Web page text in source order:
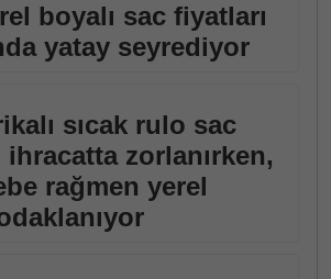
boyalı sac fiyatları
yatay seyrediyor
sıcak rulo sac
zorlanırken,
rağmen yerel